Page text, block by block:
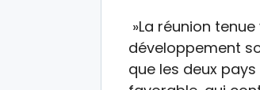
»La réunion
développement
que les deux